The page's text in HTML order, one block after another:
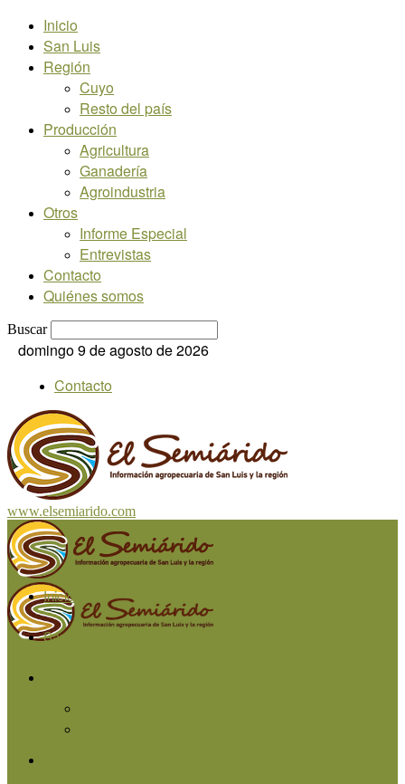
Inicio
San Luis
Región
Cuyo
Resto del país
Producción
Agricultura
Ganadería
Agroindustria
Otros
Informe Especial
Entrevistas
Contacto
Quiénes somos
Buscar
domingo 9 de agosto de 2026
Contacto
www.elsemiarido.com
Inicio
San Luis